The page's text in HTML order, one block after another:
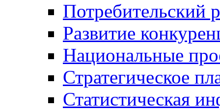
Потребительский
Развитие
Национальные
Стратегическое
Статистическая